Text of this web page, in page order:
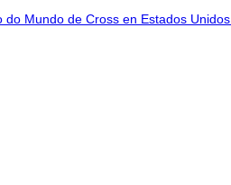
Mundo de Cross en Estados Unidos.